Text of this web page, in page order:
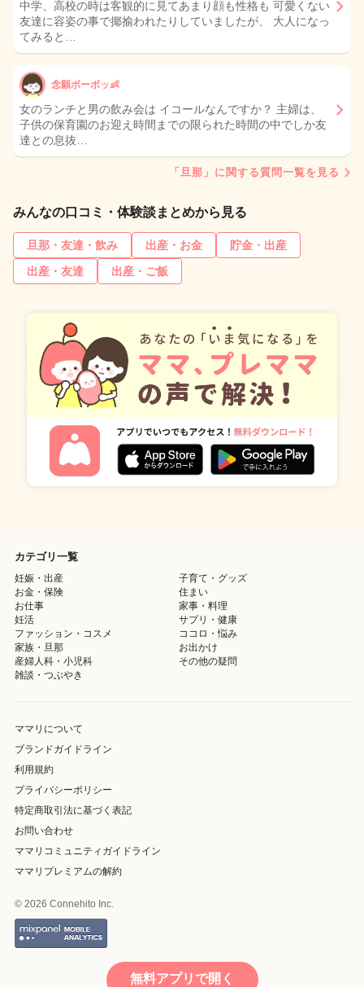
中学、高校の時は客観的に見てあまり顔も性格も 可愛くない
友達に容姿の事で揶揄われたりしていましたが、 大人になっ
てみると…
念願ボーボッ👶
女のランチと男の飲み会は イコールなんですか？ 主婦は、
子供の保育園のお迎え時間までの限られた時間の中でしか友
達との息抜…
「旦那」に関する質問一覧を見る
みんなの口コミ・体験談まとめから見る
旦那・友達・飲み 出産・お金
貯金・出産
出産・友達
出産・ご飯
カテゴリ一覧
妊娠・出産
子育て・グッズ
お金・保険
住まい
お仕事
家事・料理
妊活
サプリ・健康
ファッション・コスメ
ココロ・悩み
家族・旦那
お出かけ
産婦人科・小児科
その他の疑問
雑談・つぶやき
ママリについて
ブランドガイドライン
利用規約
プライバシーポリシー
特定商取引法に基づく表記
お問い合わせ
ママリコミュニティガイドライン
ママリプレミアムの解約
© 2026 Connehito Inc.
無料アプリで開く